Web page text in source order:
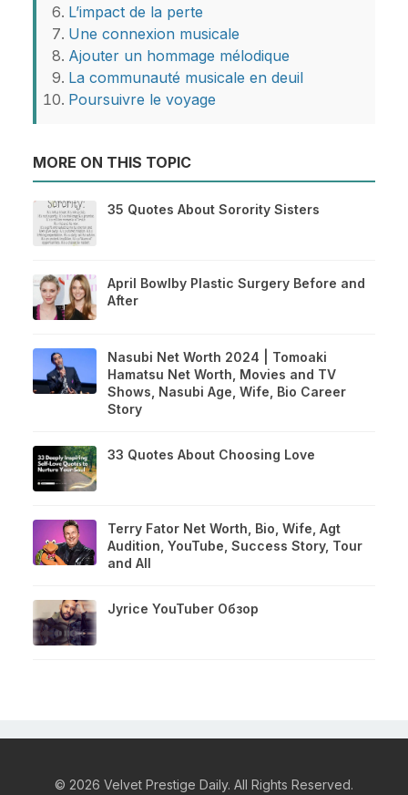
L’impact de la perte
Une connexion musicale
Ajouter un hommage mélodique
La communauté musicale en deuil
Poursuivre le voyage
MORE ON THIS TOPIC
35 Quotes About Sorority Sisters
April Bowlby Plastic Surgery Before and
After
Nasubi Net Worth 2024 | Tomoaki
Hamatsu Net Worth, Movies and TV
Shows, Nasubi Age, Wife, Bio Career
Story
33 Quotes About Choosing Love
Terry Fator Net Worth, Bio, Wife, Agt
Audition, YouTube, Success Story, Tour
and All
Jyrice YouTuber Обзор
© 2026 Velvet Prestige Daily. All Rights Reserved.